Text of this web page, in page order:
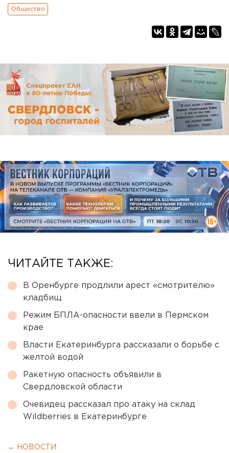
Общество
ЧИТАЙТЕ ТАКЖЕ:
В Оренбурге продлили арест «смотрителю»
кладбищ
Режим БПЛА-опасности ввели в Пермском
крае
Власти Екатеринбурга рассказали о борьбе с
желтой водой
Ракетную опасность объявили в
Свердловской области
Очевидец рассказал про атаку на склад
Wildberries в Екатеринбурге
← НОВОСТИ